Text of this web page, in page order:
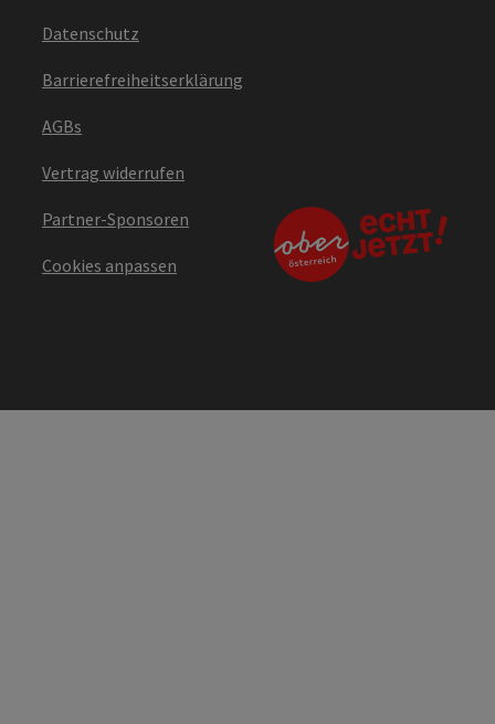
Datenschutz
Barrierefreiheitserklärung
AGBs
Vertrag widerrufen
Partner-Sponsoren
Cookies anpassen